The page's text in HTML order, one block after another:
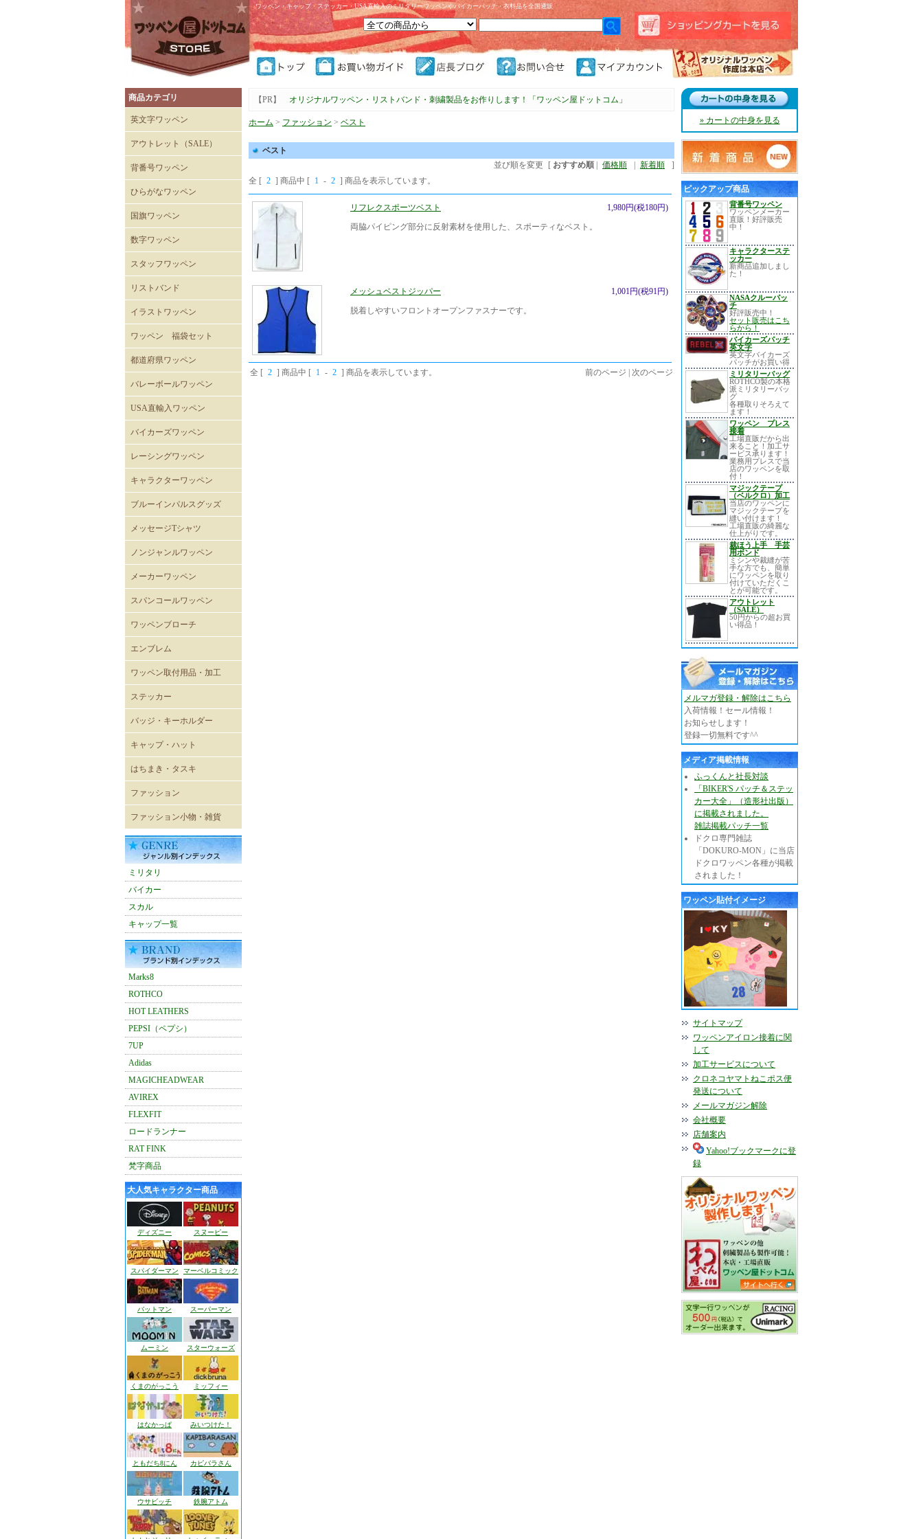
ワッペン・キャップ・ステッカー・USA直輸入のミリタリーワッペンやバイカーパッチ・衣料品を全国通販
商品カテゴリ
英文字ワッペン
アウトレット（SALE）
Tシャツ
キャップ
背番号ワッペン
ひらがなワッペン
国旗ワッペン
数字ワッペン
スタッフワッペン
ン
ン
リストバンド
イラストワッペン
ワッペン 福袋セット
都道府県ワッペン
バレーボールワッペン
バレーボール
USA直輸入ワッペン
ROTHCOミリタリーワッペ
ミリタリーワッペン
階級章ワッペン
テープタグ
スカルワッペン
バイカーワッペン
警察･消防ワッペン
徽章ワッペン
スラングワッペン
国旗ワッペン
アニマルワッペン
バラエティーワッペン
NASAクルーパッチ
バイカーズワッペン
イズ
レーシングワッペン
キャラクターワッペン
スヌーピー
ディズニー
ムーミン
くまのがっこう
ROAD RUNNER ワッペン
CLAY SMITH
FELIX
トムとジェリー
バットマン
スーパーマン
トゥイーティー
スターウォーズ
スパイダーマン
マーベル・コミック
RATFINK
ミッフィー
デッドベア
NHKはなかっぱ
ともだち8にん
カピバラさん
セサミストリート
NHKみいつけた
ウサビッチ
パラッパラッパー
鉄腕アトム
ハッピーツリーフレンズ
ガーフィールド
ブルーインパルスグッズ
メッセージTシャツ
ノンジャンルワッペン
メーカーワッペン
スパンコールワッペン
ワッペンブローチ
エンブレム
既成ワッペン エンブレム
ワッペン取付用品・加工
ステッカー
レーシングステッカー
バイカーステッカー
ミリタリーステッカー
ヴィンテージ風ステッカー
キャラクターステッカー
ウォールステッカー
バッジ・キーホルダー
USA直輸入ピンバッジ
キーホルダー
ジッパープル
キーケース
パスケース
キャップ・ハット
キャップ
ON-FIELD SHAPE〕
はちまき・タスキ
ファッション
無地Tシャツ・タンクトップ
プリントTシャツ
トレーナー・パーカー
ウィンドブレーカー
ジャンパー・コート
ファッション小物・雑貨
雑貨
ネックウォーマー
マグカップ
ミリタリーバッグ他
トートバッグ
バンダナ
タオル
防災グッズ
雑誌
アメリカン雑貨
スマホグッズ
ミリタリ
バイカー
スカル
キャップ一覧
Marks8
ROTHCO
HOT LEATHERS
PEPSI（ペプシ）
7UP
Adidas
MAGICHEADWEAR
AVIREX
FLEXFIT
ロードランナー
RAT FINK
梵字商品
大人気キャラクター商品
ディズニー スヌーピー
スパイダーマン マーベルコミック
バットマン スーパーマン
ムーミン スターウォーズ
くまのがっこう ミッフィー
はなかっぱ みいつけた！
ともだち8にん カピバラさん
ウサビッチ 鉄腕アトム
【PR】 オリジナルワッペン・リストバンド・刺繍製品をお作りします！「ワッペン屋ドットコム」
ホーム > ファッション > ベスト
ベスト
並び順を変更
[ おすすめ順 価格順 新着順
]
全 [ 2 ] 商品中 [ 1 - 2 ] 商品を表示しています。
1,980円(税180円)
リフレクスポーツベスト
両脇パイピング部分に反射素材を使用した、スポーティなベスト。
1,001円(税91円)
メッシュベストジッパー
脱着しやすいフロントオープンファスナーです。
全 [ 2 ] 商品中 [ 1 - 2 ] 商品を表示しています。 前のページ | 次のページ
» カートの中身を見る
ピックアップ商品
背番号ワッペン
ワッペンメーカー
直販！好評販売
中！
キャラクターステ
ッカー
新商品追加しまし
た！
NASAクルーパッ
チ
好評販売中！
セット販売はこち
らから！
バイカーズパッチ
英文字
英文字バイカーズ
パッチがお買い得
ミリタリーバッグ
ROTHCO製の本格
派ミリタリーバッ
グ
各種取りそろえて
ます！
ワッペン プレス
接着
工場直販だから出
来ること！加工サ
ービス承ります！
業務用プレスで当
店のワッペンを取
付！
マジックテープ
（ベルクロ）加工
当店のワッペンに
マジックテープを
縫い付けます！
工場直販の綺麗な
仕上がりです。
裁ほう上手 手芸
用ボンド
ミシンや裁縫が苦
手な方でも、簡単
にワッペンを取り
付けていただくこ
とが可能です。
アウトレット
（SALE）
50円からの超お買
い得品！
メルマガ登録・解除はこちら
入荷情報！セール情報！
お知らせします！
登録一切無料です^^
メディア掲載情報
ふっくんと社長対談
「BIKER'S パッチ＆ステッ
カー大全」（造形社出版）
に掲載されました。
雑誌掲載パッチ一覧
ドクロ専門雑誌
「DOKURO-MON」に当店
ドクロワッペン各種が掲載
されました！
ワッペン貼付イメージ
サイトマップ
ワッペンアイロン接着に関
して
加工サービスについて
クロネコヤマトねこポス便
発送について
メールマガジン解除
会社概要
店舗案内
Yahoo!ブックマークに登
録